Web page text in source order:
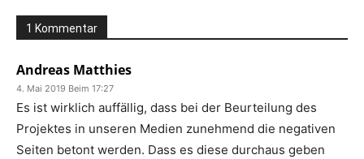
1 Kommentar
Andreas Matthies
4. Mai 2019 Beim 17:27
Es ist wirklich auffällig, dass bei der Beurteilung des
Projektes in unseren Medien zunehmend die negativen
Seiten betont werden. Dass es diese durchaus geben